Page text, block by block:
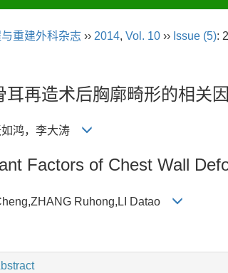
重建外科杂志 ›› 2014, Vol. 10 ›› Issue (5):
耳再造术后胸廓畸形的相关
如鸿，李大涛
Factors of Chest Wall
Ruhong,LI Datao